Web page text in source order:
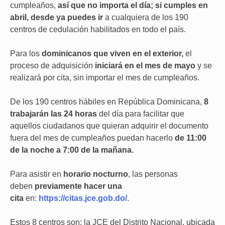
cumpleaños, así que no importa el día; si cumples en
abril, desde ya puedes ir a cualquiera de los 190
centros de cedulación habilitados en todo el país.
Para los dominicanos que viven en el exterior, el
proceso de adquisición iniciará en el mes de mayo y se
realizará por cita, sin importar el mes de cumpleaños.
De los 190 centros hábiles en República Dominicana, 8
trabajarán las 24 horas del día para facilitar que
aquellos ciudadanos que quieran adquirir el documento
fuera del mes de cumpleaños puedan hacerlo de 11:00
de la noche a 7:00 de la mañana.
Para asistir en horario nocturno, las personas
deben previamente hacer una
cita en: https://citas.jce.gob.do/.
Estos 8 centros son: la JCE del Distrito Nacional, ubicada